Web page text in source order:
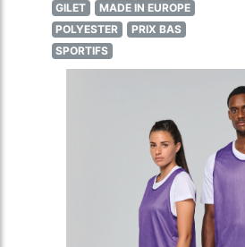
GILET
MADE IN EUROPE
POLYESTER
PRIX BAS
SPORTIFS